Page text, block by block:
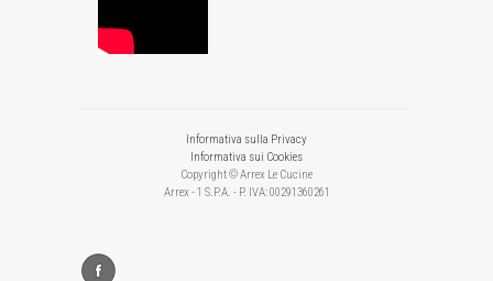
Informativa sulla Privacy
Informativa sui Cookies
Copyright © Arrex Le Cucine
Arrex - 1 S.P.A. - P. IVA: 00291360261